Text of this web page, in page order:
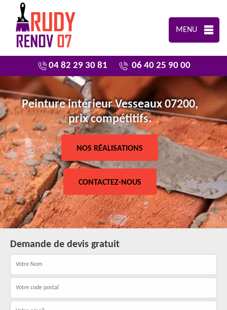
MENU
04 82 29 30 81 06 40 25 90 00
Peinture intérieur Vesseaux 07200,
prix compétitifs.
NOS RÉALISATIONS
CONTACTEZ-NOUS
Demande de devis gratuit